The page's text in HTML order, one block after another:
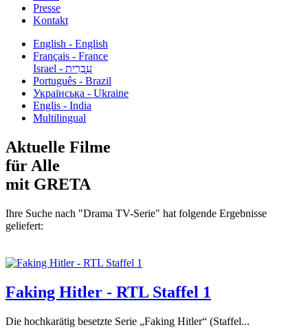
Presse
Kontakt
English - English
Français - France
עִבְרִית - Israel
Português - Brazil
Українська - Ukraine
Englis - India
Multilingual
Aktuelle Filme
für Alle
mit GRETA
Ihre Suche nach "Drama TV-Serie" hat folgende Ergebnisse
geliefert:
Faking Hitler - RTL Staffel 1
Die hochkarätig besetzte Serie „Faking Hitler“ (Staffel...